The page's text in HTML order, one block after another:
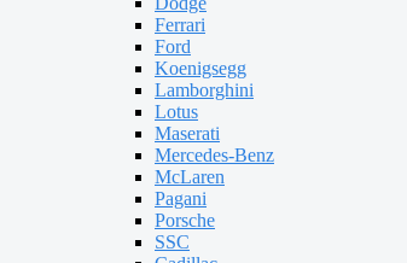
Ferrari
Ford
Koenigsegg
Lamborghini
Lotus
Maserati
Mercedes-Benz
McLaren
Pagani
Porsche
SSC